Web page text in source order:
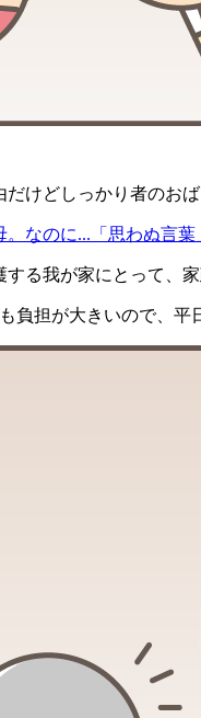
けどしっかり者のお
なのに...「思わぬ言葉
る我が家にとって、
負担が大きいので、平